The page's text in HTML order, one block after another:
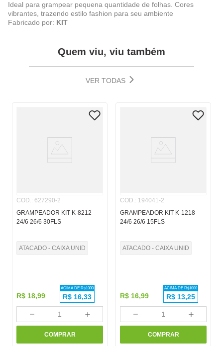
Ideal para grampear pequena quantidade de folhas. Cores
vibrantes, trazendo estilo fashion para seu ambiente
Fabricado por: KIT
Quem viu, viu também
VER TODAS
COD.: 627290-2
GRAMPEADOR KIT K-8212
24/6 26/6 30FLS
ATACADO - CAIXA UNID
R$ 18,99
ACIMA DE R$1000
R$ 16,33
＋
－
COMPRAR
COD.: 194041-2
GRAMPEADOR KIT K-1218
24/6 26/6 15FLS
ATACADO - CAIXA UNID
R$ 16,99
ACIMA DE R$1000
R$ 13,25
＋
－
COMPRAR